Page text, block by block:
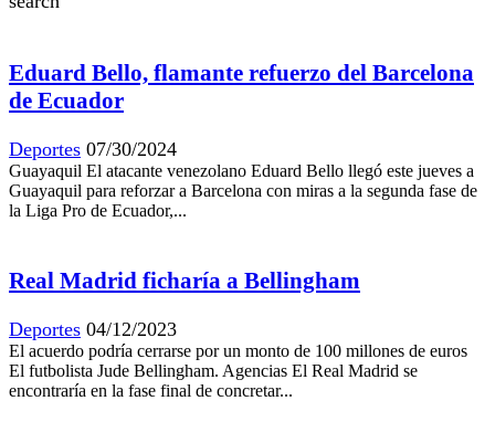
Eduard Bello, flamante refuerzo del Barcelona
de Ecuador
Deportes 07/30/2024
Guayaquil El atacante venezolano Eduard Bello llegó este jueves a
Guayaquil para reforzar a Barcelona con miras a la segunda fase de
la Liga Pro de Ecuador,...
Real Madrid ficharía a Bellingham
Deportes 04/12/2023
El acuerdo podría cerrarse por un monto de 100 millones de euros
El futbolista Jude Bellingham. Agencias El Real Madrid se
encontraría en la fase final de concretar...